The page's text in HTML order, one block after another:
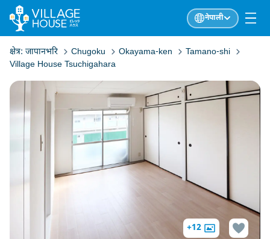
नेपाली
क्षेत्र: जापानभरि Chugoku Okayama-ken
Tamano-shi
Village House Tsuchigahara
+12